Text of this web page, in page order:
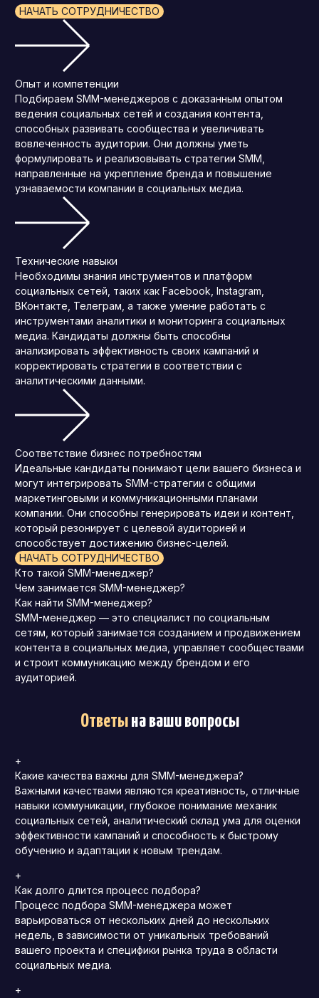
НАЧАТЬ СОТРУДНИЧЕСТВО
Опыт и компетенции
Подбираем SMM-менеджеров с доказанным опытом
ведения социальных сетей и создания контента,
способных развивать сообщества и увеличивать
вовлеченность аудитории. Они должны уметь
формулировать и реализовывать стратегии SMM,
направленные на укрепление бренда и повышение
узнаваемости компании в социальных медиа.
Технические навыки
Необходимы знания инструментов и платформ
социальных сетей, таких как Facebook, Instagram,
ВКонтакте, Телеграм, а также умение работать с
инструментами аналитики и мониторинга социальных
медиа. Кандидаты должны быть способны
анализировать эффективность своих кампаний и
корректировать стратегии в соответствии с
аналитическими данными.
Соответствие бизнес потребностям
Идеальные кандидаты понимают цели вашего бизнеса и
могут интегрировать SMM-стратегии с общими
маркетинговыми и коммуникационными планами
компании. Они способны генерировать идеи и контент,
который резонирует с целевой аудиторией и
способствует достижению бизнес-целей.
НАЧАТЬ СОТРУДНИЧЕСТВО
Кто такой SMM-менеджер?
Чем занимается SMM-менеджер?
Как найти SMM-менеджер?
SMM-менеджер — это специалист по социальным
сетям, который занимается созданием и продвижением
контента в социальных медиа, управляет сообществами
и строит коммуникацию между брендом и его
аудиторией.
Ответына ваши вопросы
+
Какие качества важны для SMM-менеджера?
Важными качествами являются креативность, отличные
навыки коммуникации, глубокое понимание механик
социальных сетей, аналитический склад ума для оценки
эффективности кампаний и способность к быстрому
обучению и адаптации к новым трендам.
+
Как долго длится процесс подбора?
Процесс подбора SMM-менеджера может
варьироваться от нескольких дней до нескольких
недель, в зависимости от уникальных требований
вашего проекта и специфики рынка труда в области
социальных медиа.
+